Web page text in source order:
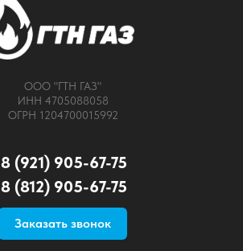
Заказать звонок
8 (812) 905-67-75
ООО "ГТН ГАЗ"
ИНН 4705088058
ОГРН 1204700015992
8 (921) 905-67-75